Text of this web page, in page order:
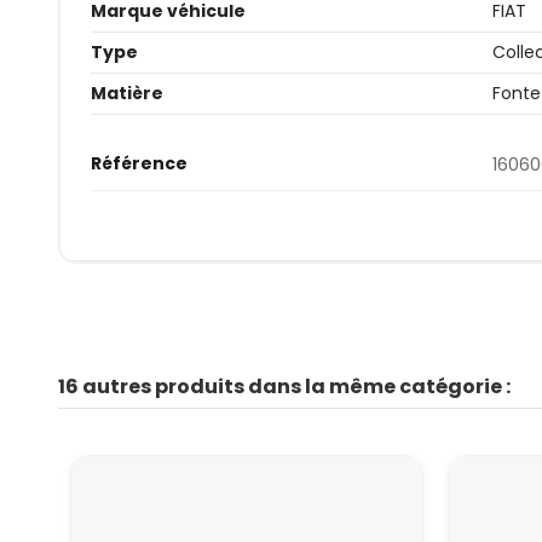
Marque véhicule
FIAT
Type
Matière
Fonte
Référence
16 autres produits dans la même catégorie :